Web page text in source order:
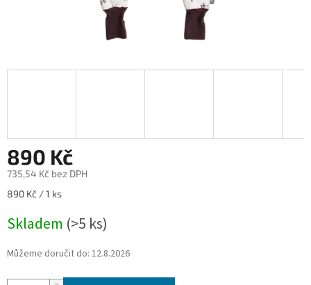
890 Kč
735,54 Kč bez DPH
Měrná
890 Kč / 1 ks
Skladem (>5 ks)
Můžeme doručit do: 12.8.2026